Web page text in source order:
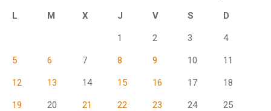
L
M X J V S D
1 2 3 4
5 6 7 8 9 10 11
12 13 14 15 16 17 18
19 20 21 22 23 24 25